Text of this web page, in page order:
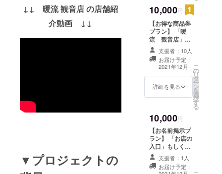
↓↓ 暖流 観音店 の店舗紹
介動画 ↓↓
▼プロジェクトの
当方が負担いた
します）。
半年間になりま
す。 ※注意事
項：商品券の利
用時には、お釣
りはでません。
また、商品券の
払戻し・換金は
できませんの
で、ご了承いた
願いいたしま
す。
10,000円
【お得な商品券
プラン】 「暖
流 観音店」で
利用できる
12000円分の商
品券を送りま
す。 1000円券
×12枚＝12000
円分で、2000円
お受け取りから
半年間になりま
す。 ※注意事
項：商品券の利
用時には、お釣
りはでません。
また、商品券の
支援者：10人
お届け予定：
2021年12月
詳細を見る
こ
の
リ
タ
ー
ン
を
選
択
す
る
10,000円
【お名前掲示プ
ラン】 「お店の
入口」もしくは
「店内」に、
『支援者様のお
名前』を掲示さ
支援者：1人
お届け予定：